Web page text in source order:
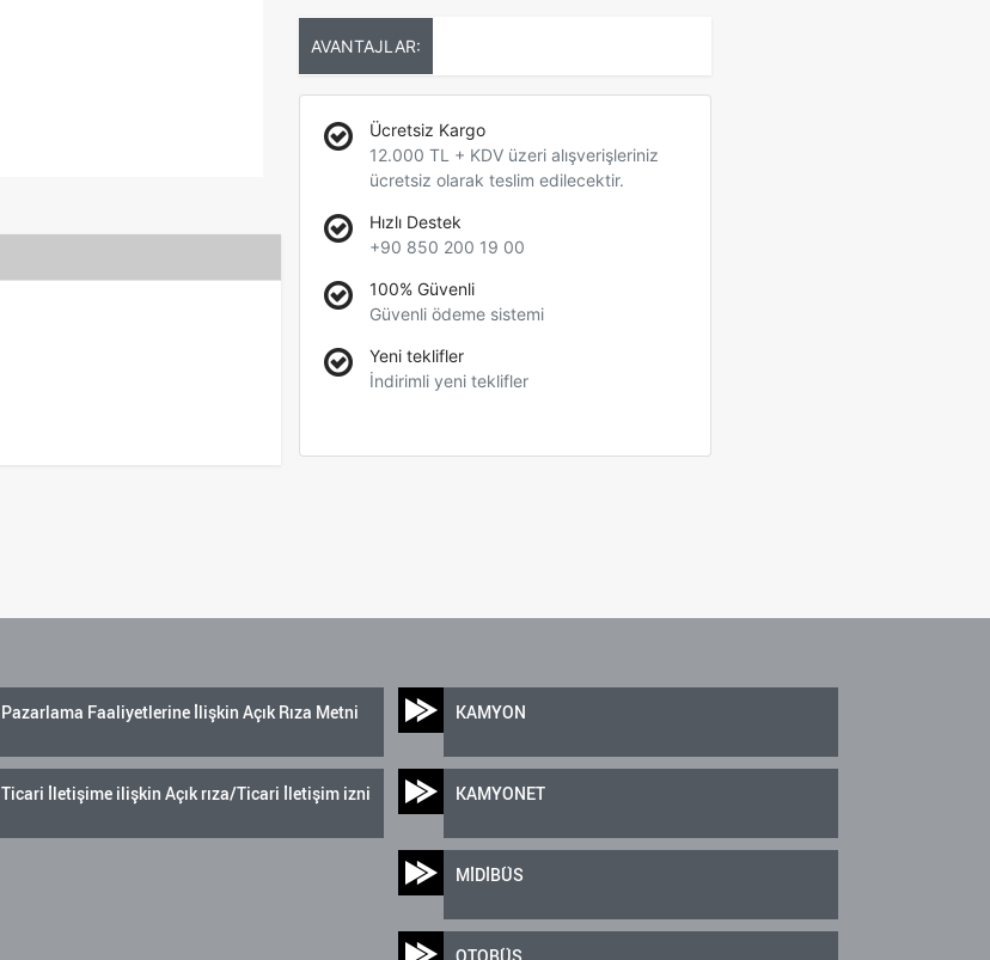
AVANTAJLAR:
Ücretsiz Kargo
12.000 TL + KDV üzeri alışverişleriniz
ücretsiz olarak teslim edilecektir.
Hızlı Destek
+90 850 200 19 00
100% Güvenli
Güvenli ödeme sistemi
Yeni teklifler
İndirimli yeni teklifler
Pazarlama Faaliyetlerine İlişkin Açık Rıza Metni
Ticari İletişime ilişkin Açık rıza/Ticari İletişim izni
KAMYON
KAMYONET
MİDİBÜS